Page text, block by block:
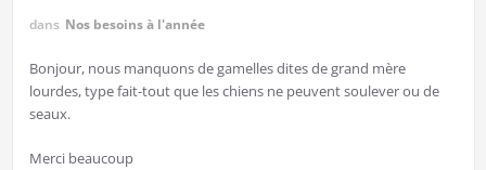
dans Nos besoins à l'année
Bonjour, nous manquons de gamelles dites de grand mère
lourdes, type fait-tout que les chiens ne peuvent soulever ou de
seaux.
Merci beaucoup